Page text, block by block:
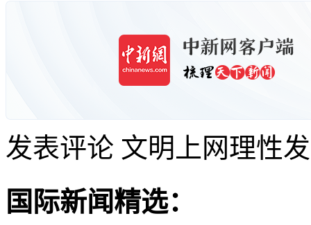
发表评论 文明上网理性
国际新闻精选：